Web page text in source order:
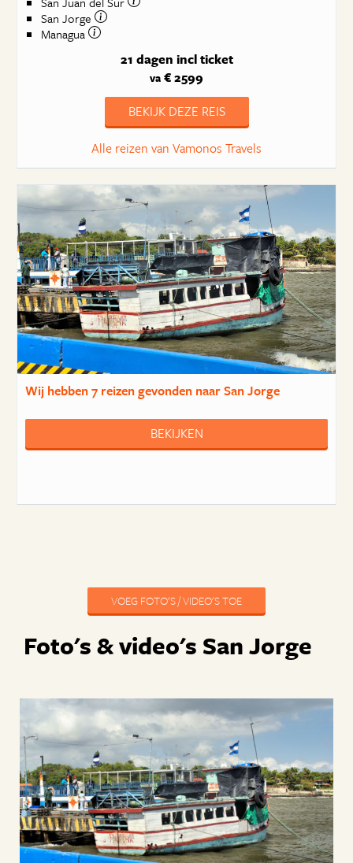
San Jorge
Managua
21 dagen incl ticket
va € 2599
BEKIJK DEZE REIS
Alle reizen van Vamonos Travels
Wij hebben7 reizengevonden naar San Jorge
BEKIJKEN
VOEG FOTO'S / VIDEO'S TOE
Foto's & video's San Jorge